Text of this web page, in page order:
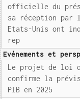
officielle du
sa réception par
Etats-Unis ont
rep
Evénements et
Le projet de loi
confirme la
PIB en 2025